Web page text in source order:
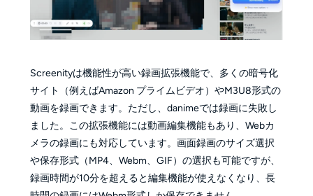
Screenityは機能性が高い録画拡張機能で、多くの暗号化
サイト（例えばAmazon プライムビデオ）やM3U8形式の
動画を録画できます。ただし、danimeでは録画に失敗し
ました。この拡張機能には動画編集機能もあり、Webカ
メラの録画にも対応しています。画面録画のサイズ選択
や保存形式（MP4、Webm、GIF）の選択も可能ですが、
録画時間が10分を超えると編集機能が使えなくなり、長